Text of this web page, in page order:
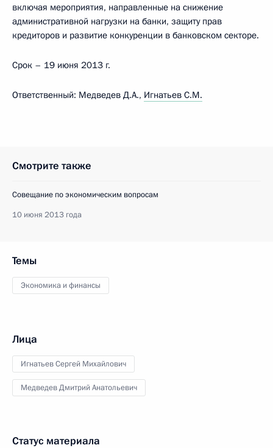
включая мероприятия, направленные на снижение
административной нагрузки на банки, защиту прав
кредиторов и развитие конкуренции в банковском секторе.
Срок – 19 июня 2013 г.
Ответственный: Медведев Д.А., Игнатьев С.М.
Смотрите также
Совещание по экономическим вопросам
10 июня 2013 года
Темы
Экономика и финансы
Лица
Игнатьев Сергей Михайлович
Медведев Дмитрий Анатольевич
Статус материала